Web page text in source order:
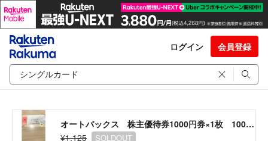
ログイン 会員登録
オートバックス 株主優待券1000円券×1枚 1000円分
¥1,125
SOLDOUT